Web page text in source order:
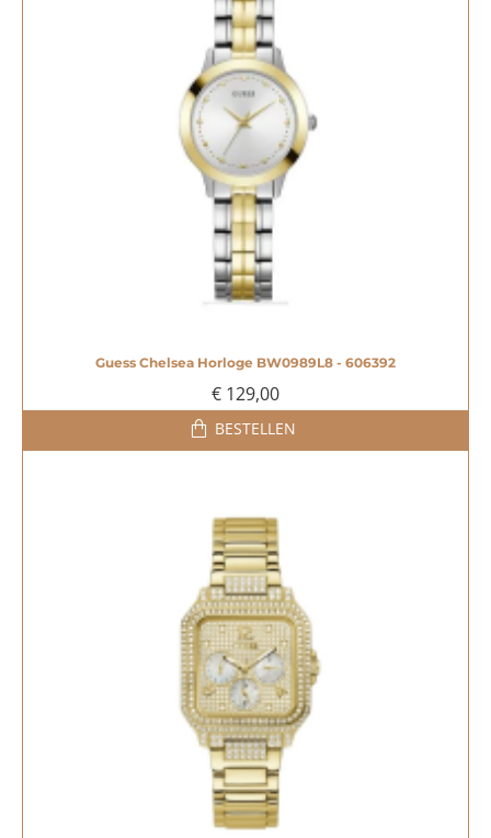
Guess Chelsea Horloge BW0989L8 - 606392
€ 129,00
BESTELLEN